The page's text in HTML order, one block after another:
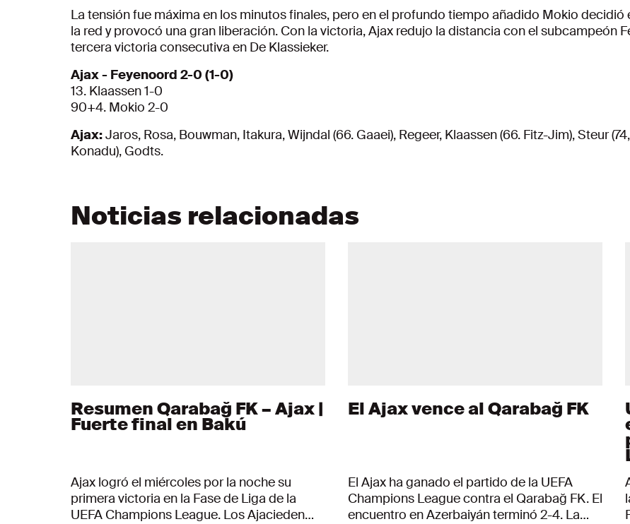
La tensión fue máxima en los minutos finales, pero en el profundo tiempo añadido Mokio decidió
la red y provocó una gran liberación. Con la victoria, Ajax redujo la distancia con el subcampeón
tercera victoria consecutiva en De Klassieker.
Ajax - Feyenoord 2-0 (1-0)
13. Klaassen 1-0
90+4. Mokio 2-0
Ajax:Jaros, Rosa, Bouwman, Itakura, Wijndal (66. Gaaei), Regeer, Klaassen (66. Fitz-Jim), Steur
Konadu), Godts.
Noticias relacionadas
Resumen Qarabağ FK – Ajax |
Fuerte final en Bakú
Ajax logró el miércoles por la noche su
primera victoria en la Fase de Liga de la
UEFA Champions League. Los Ajacieden
El Ajax vence al Qarabağ FK
El Ajax ha ganado el partido de la UEFA
Champions League contra el Qarabağ FK. El
encuentro en Azerbaiyán terminó 2-4. La